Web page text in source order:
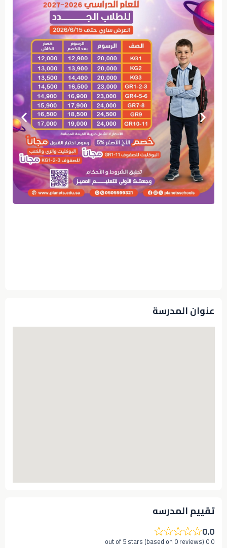
عنوان المدرسة
تقييم المدرسه
0.0
0.0 out of 5 stars (based on 0 reviews)